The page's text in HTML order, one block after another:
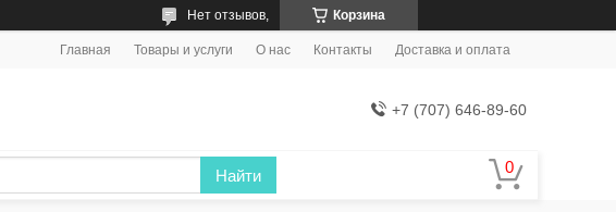
Корзина
Нет отзывов,
Главная Товары и услуги О нас Контакты Доставка и оплата
+7 (707) 646-89-60
Найти